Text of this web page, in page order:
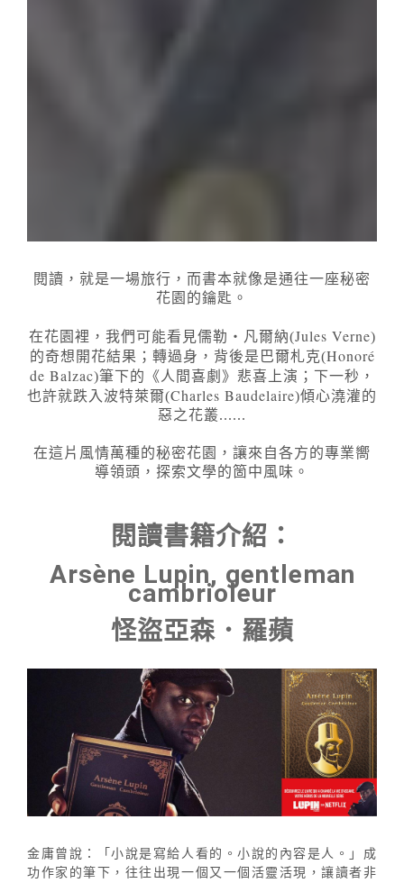
閱讀，就是一場旅行，而書本就像是通往一座秘密
花園的鑰匙。
在花園裡，我們可能看見儒勒‧凡爾納(Jules Verne)
的奇想開花結果；轉過身，背後是巴爾札克(Honoré
de Balzac)筆下的《人間喜劇》悲喜上演；下一秒，
也許就跌入波特萊爾(Charles Baudelaire)傾心澆灌的
惡之花叢......
在這片風情萬種的秘密花園，讓來自各方的專業嚮
導領頭，探索文學的箇中風味。
閱讀書籍介紹：
Arsène Lupin, gentleman
cambrioleur
怪盜亞森．羅蘋
金庸曾說：「小說是寫給人看的。小說的內容是人。」成
功作家的筆下，往往出現一個又一個活靈活現，讓讀者非